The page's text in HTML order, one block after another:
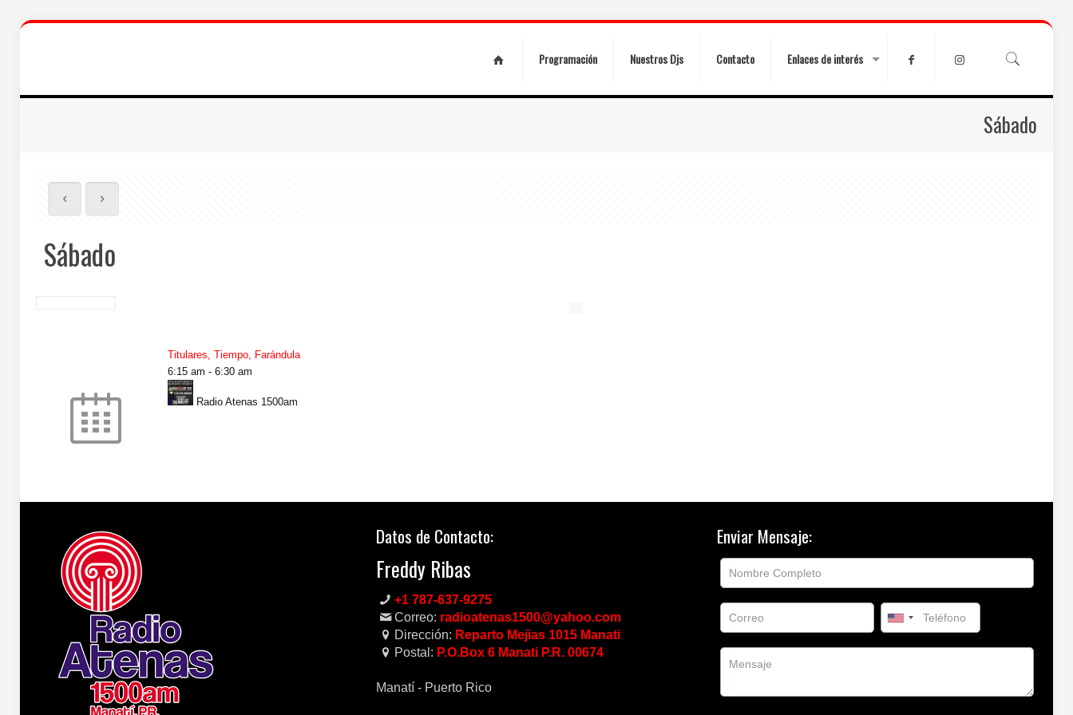
Programación Nuestros Djs Contacto Enlaces de interés
Sábado
Sábado
Titulares, Tiempo, Farándula
6:15 am - 6:30 am
Radio Atenas 1500am
Datos de Contacto:
Freddy Ribas
+1 787-637-9275
Correo: radioatenas1500@yahoo.com
Dirección: Reparto Mejias 1015 Manati
Postal: P.O.Box 6 Manati P.R. 00674
Manatí - Puerto Rico
Enviar Mensaje: